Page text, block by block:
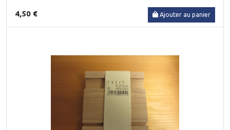
4,50 € Ajouter au panier